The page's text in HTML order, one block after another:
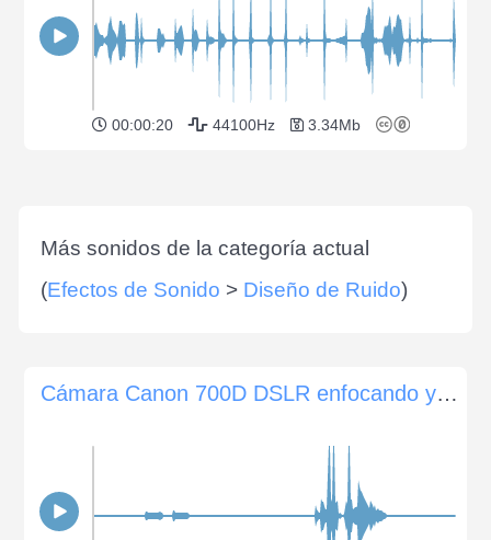
00:00:20 44100Hz 3.34Mb
Más sonidos de la categoría actual
(Efectos de Sonido > Diseño de Ruido)
Cámara Canon 700D DSLR enfocando y soltando el obturador